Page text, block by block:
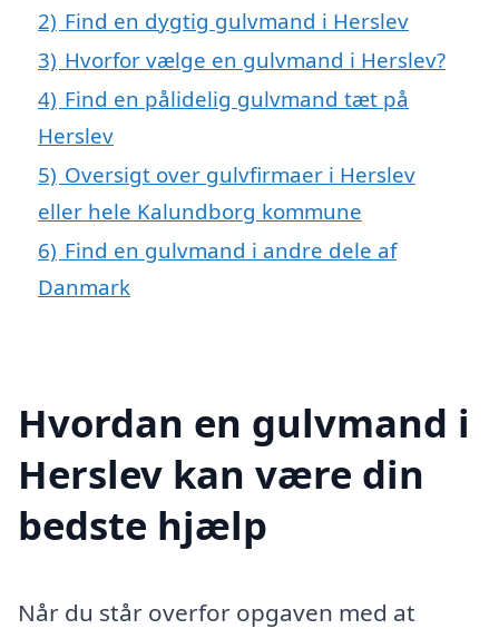
2) Find en dygtig gulvmand i Herslev
3) Hvorfor vælge en gulvmand i Herslev?
4) Find en pålidelig gulvmand tæt på
Herslev
5) Oversigt over gulvfirmaer i Herslev
eller hele Kalundborg kommune
6) Find en gulvmand i andre dele af
Danmark
Hvordan en gulvmand i
Herslev kan være din
bedste hjælp
Når du står overfor opgaven med at